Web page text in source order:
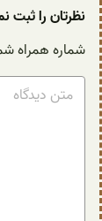
نظرتان را ثبت
شماره همراه